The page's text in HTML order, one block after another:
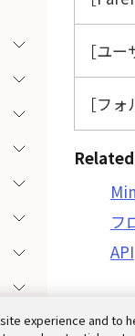
ユー
フォ
フ
API
experience and to